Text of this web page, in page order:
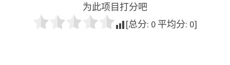
为此项目打分吧
[总分: 0 平均分: 0]